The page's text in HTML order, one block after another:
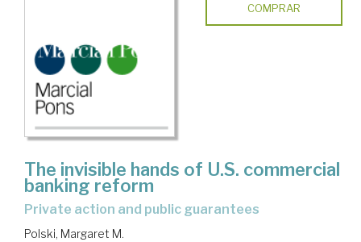
COMPRAR
The invisible hands of U.S. commercial
banking reform
private action and public guarantees
Polski, Margaret M.